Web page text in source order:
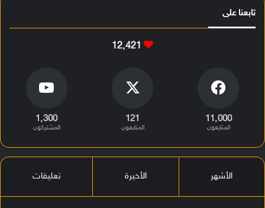
تابعنا على
12٬421
11٬000
المتابعون
121
المتابعون
1٬300
المشتركون
الأشهر الأخيرة تعليقات